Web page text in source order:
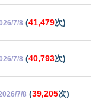
7/8 (41,479次)
7/8 (40,793次)
7/8 (39,205次)